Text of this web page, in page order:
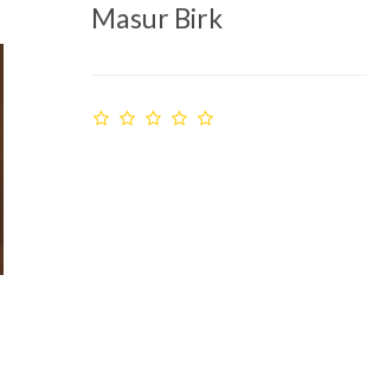
Masur Birk